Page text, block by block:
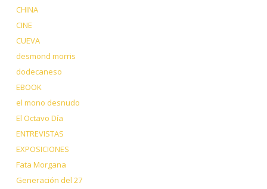
CHINA
CINE
CUEVA
desmond morris
dodecaneso
EBOOK
el mono desnudo
El Octavo Día
ENTREVISTAS
EXPOSICIONES
Fata Morgana
Generación del 27